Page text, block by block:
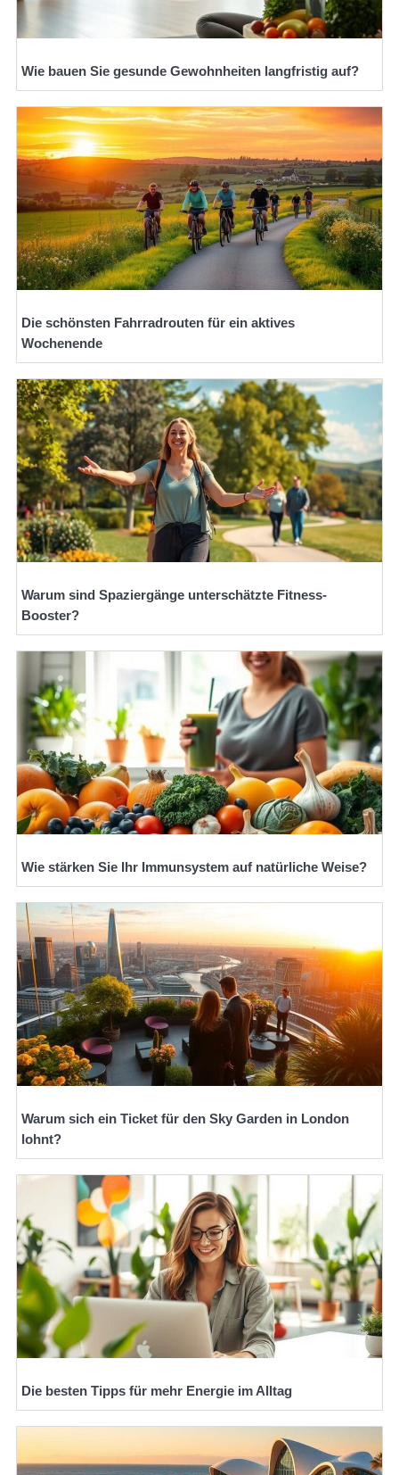
Wie bauen Sie gesunde Gewohnheiten langfristig auf?
Die schönsten Fahrradrouten für ein aktives
Wochenende
Warum sind Spaziergänge unterschätzte Fitness-
Booster?
Wie stärken Sie Ihr Immunsystem auf natürliche Weise?
Warum sich ein Ticket für den Sky Garden in London
lohnt?
Die besten Tipps für mehr Energie im Alltag